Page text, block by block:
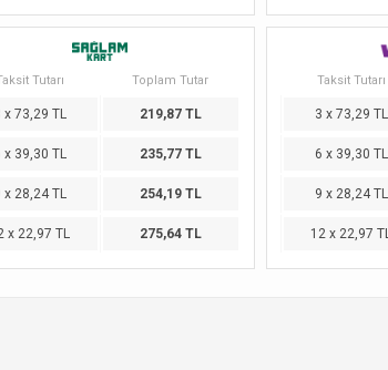
Tutarı Toplam Tutar
x 73,29 TL 219,87 TL
x 39,30 TL 235,77 TL
x 28,24 TL 254,19 TL
x 22,97 TL 275,64 TL
Taksit Tutarı
3 x 73,29 TL
6 x 39,30 TL
9 x 28,24 TL
12 x 22,97 TL